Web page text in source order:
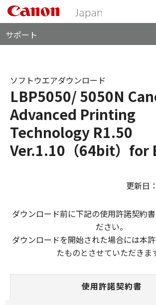
サポート
LBP5050/ 5050N
Advanced Printing
Technology R1.50
Ver.1.10（64bit）for
ソフトウエアダウンロード
更新日
ダウンロード前に下記の使用許諾契約
ださい。
ダウンロードを開始された場合には本
たものとさせていただきま
使用許諾契約書